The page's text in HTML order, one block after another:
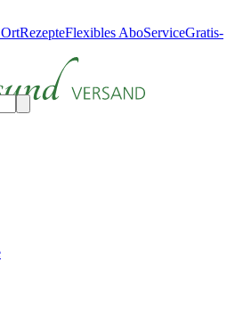
RezepteFlexibles AboServiceGratis-